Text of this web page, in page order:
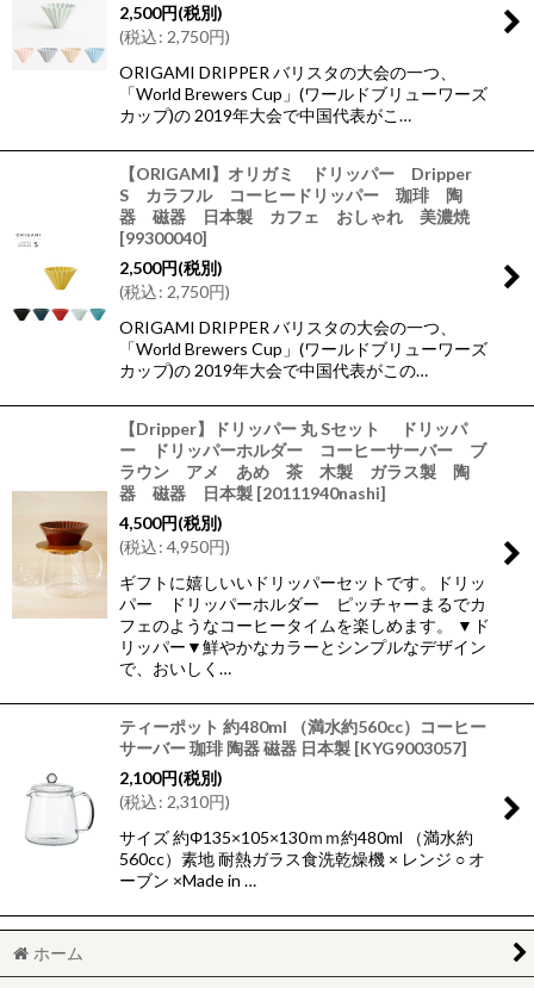
2,500円(税別)
(税込: 2,750円)
ORIGAMI DRIPPER バリスタの大会の一つ、
「World Brewers Cup」(ワールドブリューワーズ
カップ)の 2019年大会で中国代表がこ…
【ORIGAMI】オリガミ ドリッパー Dripper
S カラフル コーヒードリッパー 珈琲 陶
器 磁器 日本製 カフェ おしゃれ 美濃焼
[99300040]
2,500円(税別)
(税込: 2,750円)
ORIGAMI DRIPPER バリスタの大会の一つ、
「World Brewers Cup」(ワールドブリューワーズ
カップ)の 2019年大会で中国代表がこの…
【Dripper】ドリッパー 丸 Sセット ドリッパ
ー ドリッパーホルダー コーヒーサーバー ブ
ラウン アメ あめ 茶 木製 ガラス製 陶
器 磁器 日本製 [20111940nashi]
4,500円(税別)
(税込: 4,950円)
ギフトに嬉しいいドリッパーセットです。ドリッ
パー ドリッパーホルダー ピッチャーまるでカ
フェのようなコーヒータイムを楽しめます。 ▼ド
リッパー▼鮮やかなカラーとシンプルなデザイン
で、おいしく…
ティーポット 約480ml （満水約560cc）コーヒー
サーバー 珈琲 陶器 磁器 日本製 [KYG9003057]
2,100円(税別)
(税込: 2,310円)
サイズ 約Φ135×105×130ｍｍ約480ml （満水約
560cc）素地 耐熱ガラス食洗乾燥機 × レンジ ○ オ
ーブン ×Made in …
ホーム